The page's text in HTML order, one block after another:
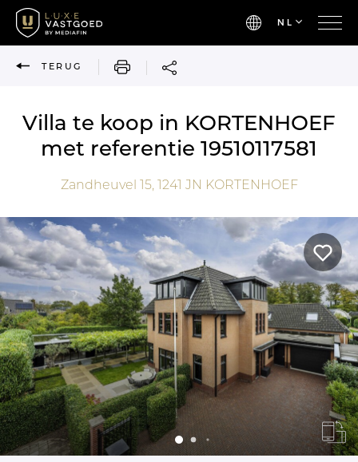
NL
TERUG AFDRUKKEN
Villa te koop in KORTENHOEF
met referentie 19510117581
Zandheuvel 15, 1241 JN KORTENHOEF